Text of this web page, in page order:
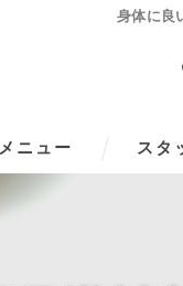
身体に良
メニュー スタ